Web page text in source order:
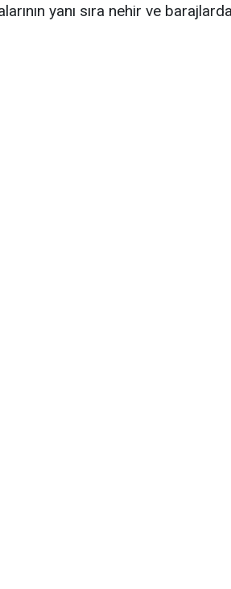
yanı sıra nehir ve